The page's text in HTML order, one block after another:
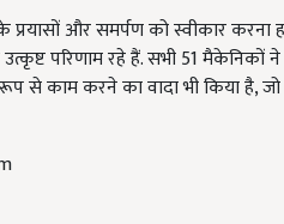
और समर्पण को स्वीकार करना
परिणाम रहे हैं. सभी 51 मैकेनिकों
से काम करने का वादा भी किया है, जो